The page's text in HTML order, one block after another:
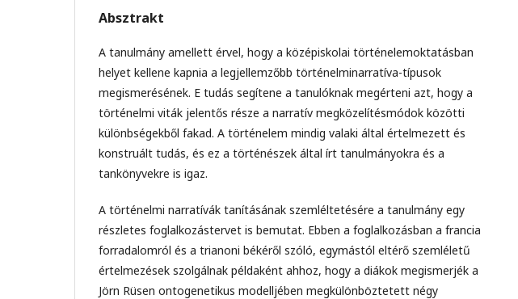
Absztrakt
A tanulmány amellett érvel, hogy a középiskolai történelemoktatásban
helyet kellene kapnia a legjellemzőbb történelminarratíva-típusok
megismerésének. E tudás segítene a tanulóknak megérteni azt, hogy a
történelmi viták jelentős része a narratív megközelítésmódok közötti
különbségekből fakad. A történelem mindig valaki által értelmezett és
konstruált tudás, és ez a történészek által írt tanulmányokra és a
tankönyvekre is igaz.
A történelmi narratívák tanításának szemléltetésére a tanulmány egy
részletes foglalkozástervet is bemutat. Ebben a foglalkozásban a francia
forradalomról és a trianoni békéről szóló, egymástól eltérő szemléletű
értelmezések szolgálnak példaként ahhoz, hogy a diákok megismerjék a
Jörn Rüsen ontogenetikus modelljében megkülönböztetett négy